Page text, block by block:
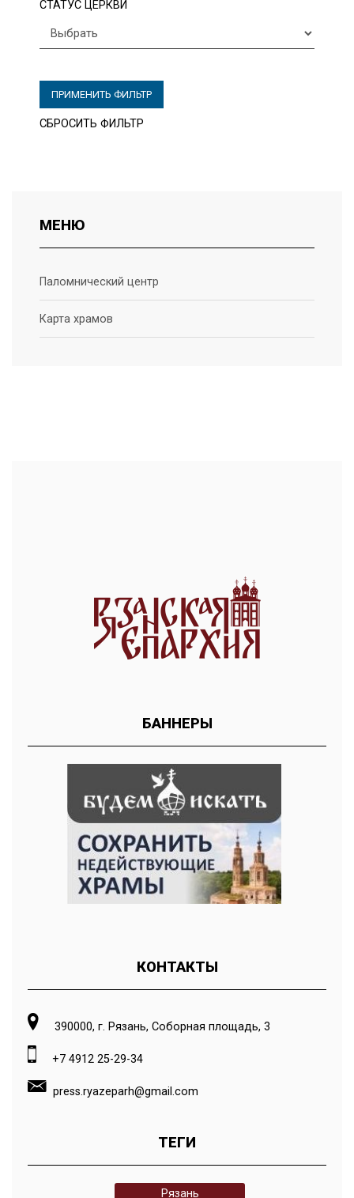
СТАТУС ЦЕРКВИ
ПРИМЕНИТЬ ФИЛЬТР
СБРОСИТЬ ФИЛЬТР
МЕНЮ
Паломнический центр
Карта храмов
БАННЕРЫ
КОНТАКТЫ
390000, г. Рязань, Соборная площадь, 3
+7 4912 25-29-34
press.ryazeparh@gmail.com
ТЕГИ
Рязань